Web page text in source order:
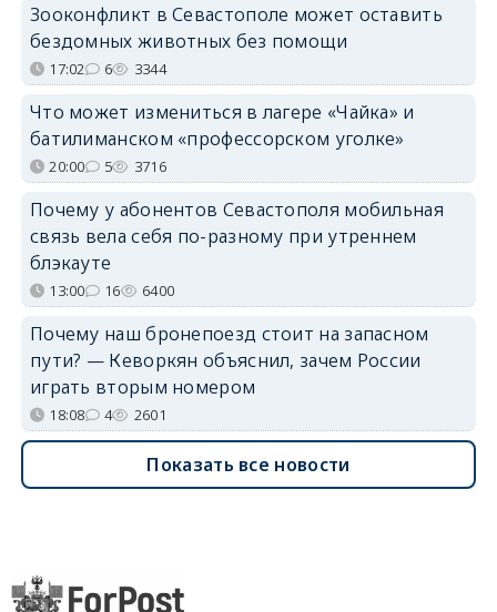
Зооконфликт в Севастополе может оставить
бездомных животных без помощи
17:02 6 3344
Что может измениться в лагере «Чайка» и
батилиманском «профессорском уголке»
20:00 5 3716
Почему у абонентов Севастополя мобильная
связь вела себя по-разному при утреннем
блэкауте
13:00 16 6400
Почему наш бронепоезд стоит на запасном
пути? — Кеворкян объяснил, зачем России
играть вторым номером
18:08 4 2601
Показать все новости